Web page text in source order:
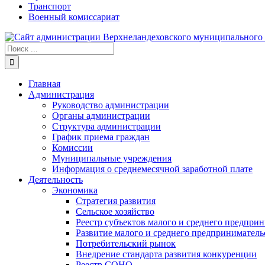
Транспорт
Военный комиссариат
Результат
поиска:
Главная
Администрация
Руководство администрации
Органы администрации
Структура администрации
График приема граждан
Комиссии
Муниципальные учреждения
Информация о среднемесячной заработной плате
Деятельность
Экономика
Стратегия развития
Сельское хозяйство
Реестр субъектов малого и среднего
Развитие малого и среднего
Потребительский рынок
Внедрение стандарта развития конкуренции